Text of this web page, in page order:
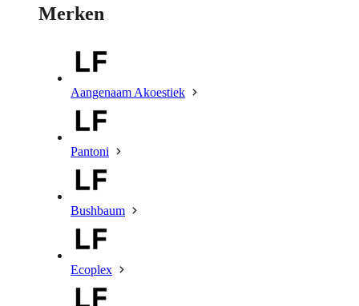
Merken
Aangenaam Akoestiek
Pantoni
Bushbaum
Ecoplex